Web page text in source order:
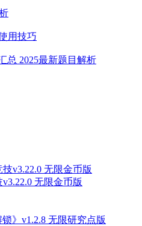
用技巧
总 2025最新题目解析
无限金币版